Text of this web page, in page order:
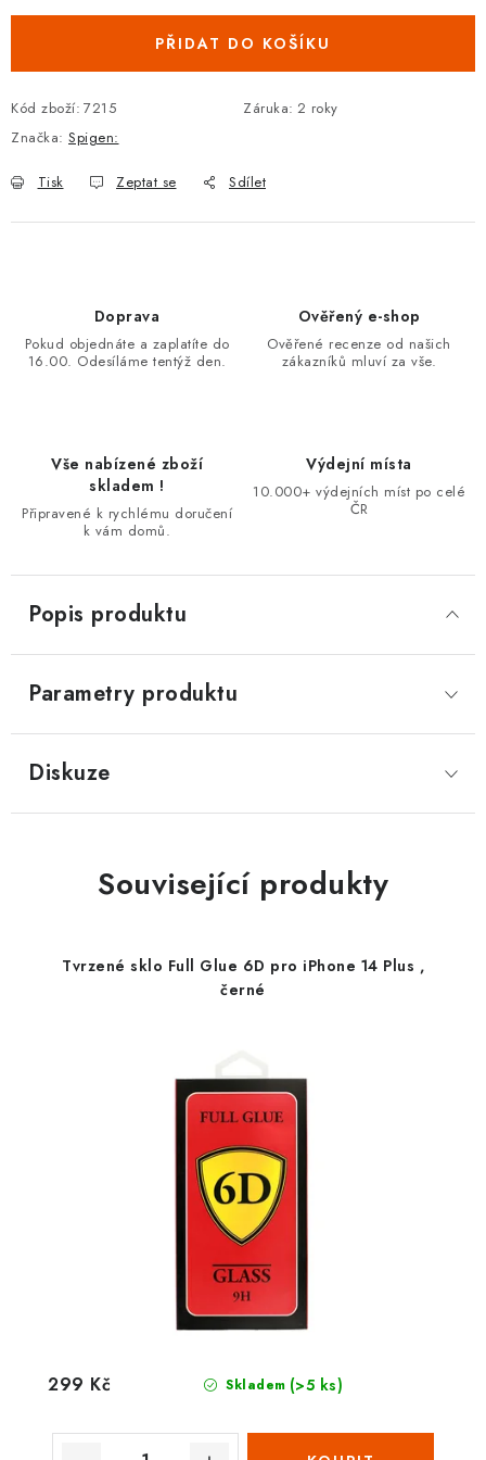
PŘIDAT DO KOŠÍKU
Kód zboží: 7215 Záruka: 2 roky
Značka: Spigen:
Tisk Zeptat se Sdílet
Doprava
Pokud objednáte a zaplatíte do
16.00. Odesíláme tentýž den.
Ověřený e-shop
Ověřené recenze od našich
zákazníků mluví za vše.
Vše nabízené zboží
skladem !
Připravené k rychlému doručení
k vám domů.
Výdejní místa
10.000+ výdejních míst po celé
ČR
Popis produktu
Parametry produktu
Diskuze
Související produkty
Tvrzené sklo Full Glue 6D pro iPhone 14 Plus ,
černé
Skladem (>5 ks)
299 Kč